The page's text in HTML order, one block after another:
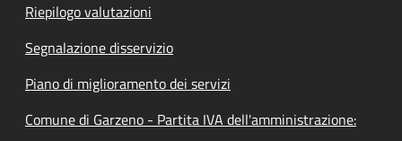
Riepilogo valutazioni
Segnalazione disservizio
Piano di miglioramento dei servizi
Comune di Garzeno - Partita IVA dell'amministrazione: